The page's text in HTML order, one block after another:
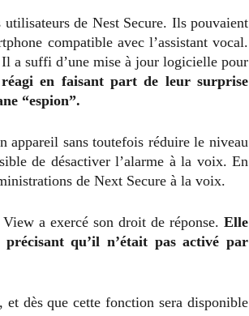
utilisateurs de Nest Secure. Ils pouvaient
compatible avec l’assistant vocal.
a suffi d’une mise à jour logicielle pour
en faisant part de leur surprise
“espion”.
appareil sans toutefois réduire le niveau
de désactiver l’alarme à la voix. En
de Next Secure à la voix.
a exercé son droit de réponse. Elle
qu’il n’était pas activé par
dès que cette fonction sera disponible